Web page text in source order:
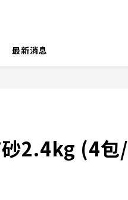
最新消息
2.4kg (4包/